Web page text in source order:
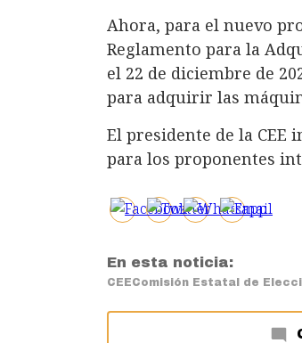
Ahora, para el nuevo
Reglamento para la
el 22 de diciembre de
para adquirir las
El presidente de la
para los proponentes
En esta noticia:
CEEComisión Estatal de